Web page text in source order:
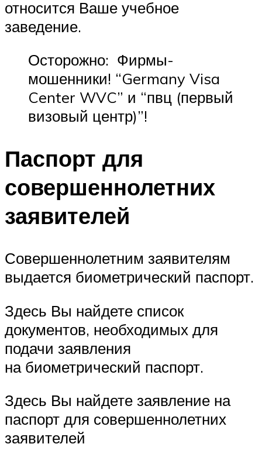
относится Ваше учебное
заведение.
Осторожно: Фирмы-
мошенники! “Germany Visa
Center WVC” и “пвц (первый
визовый центр)”!
Паспорт для
совершеннолетних
заявителей
Совершеннолетним заявителям
выдается биометрический паспорт.
Здесь Вы найдете список
документов, необходимых для
подачи заявления
на биометрический паспорт.
Здесь Вы найдете заявление на
паспорт для совершеннолетних
заявителей